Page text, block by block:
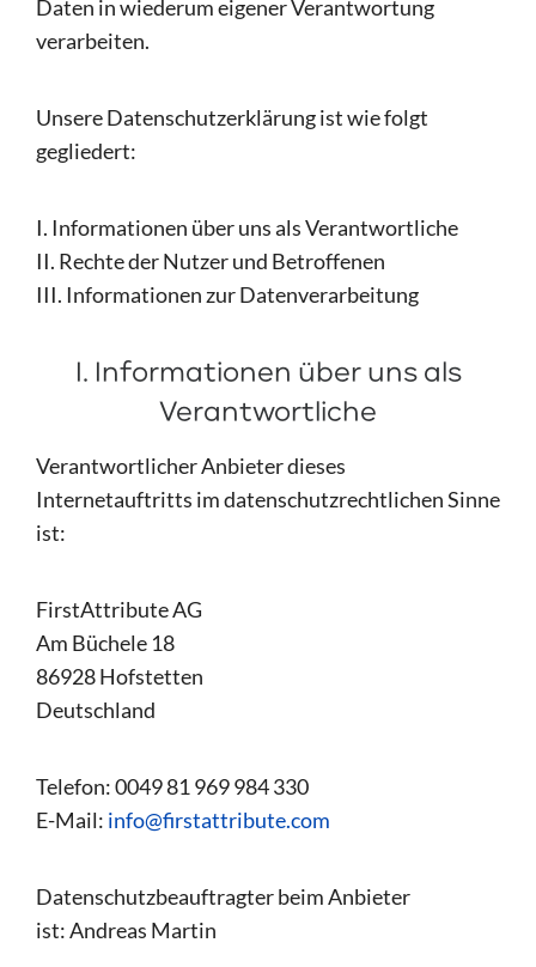
Daten in wiederum eigener Verantwortung
verarbeiten.
Unsere Datenschutzerklärung ist wie folgt
gegliedert:
I. Informationen über uns als Verantwortliche
II. Rechte der Nutzer und Betroffenen
III. Informationen zur Datenverarbeitung
I. Informationen über uns als
Verantwortliche
Verantwortlicher Anbieter dieses
Internetauftritts im datenschutzrechtlichen Sinne
ist:
FirstAttribute AG
Am Büchele 18
86928 Hofstetten
Deutschland
Telefon: 0049 81 969 984 330
E-Mail: info@firstattribute.com
Datenschutzbeauftragter beim Anbieter
ist: Andreas Martin